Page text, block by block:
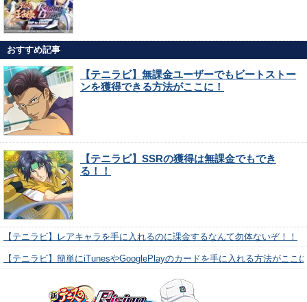
おすすめ記事
【テニラビ】無課金ユーザーでもビートストー
ンを獲得できる方法がここに！
【テニラビ】SSRの獲得は無課金でもでき
る！！
【テニラビ】レアキャラを手に入れるのに課金するなんて勿体ないぞ！！
【テニラビ】簡単にiTunesやGooglePlayのカードを手に入れる方法がここ